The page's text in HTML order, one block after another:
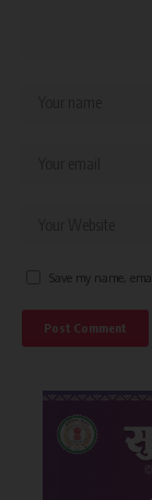
Save my name,